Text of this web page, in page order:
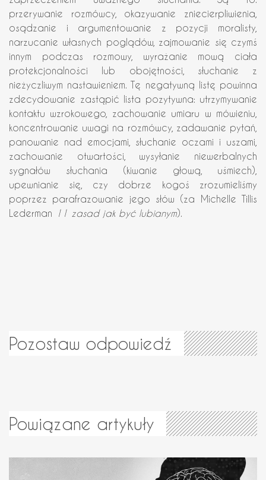
przerywanie rozmówcy, okazywanie zniecierpliwienia,
osądzanie i argumentowanie z pozycji moralisty,
narzucanie własnych poglądów, zajmowanie się czymś
innym podczas rozmowy, wyrażanie mową ciała
protekcjonalności lub obojętności, słuchanie z
nieżyczliwym nastawieniem. Tę negatywną listę powinna
zdecydowanie zastąpić lista pozytywna: utrzymywanie
kontaktu wzrokowego, zachowanie umiaru w mówieniu,
koncentrowanie uwagi na rozmówcy, zadawanie pytań,
panowanie nad emocjami, słuchanie oczami i uszami,
zachowanie otwartości, wysyłanie niewerbalnych
sygnałów słuchania (kiwanie głową, uśmiech),
upewnianie się, czy dobrze kogoś zrozumieliśmy
poprzez parafrazowanie jego słów (za Michelle Tillis
Lederman
11 zasad jak być lubianym).
Pozostaw odpowiedź
Powiązane artykuły